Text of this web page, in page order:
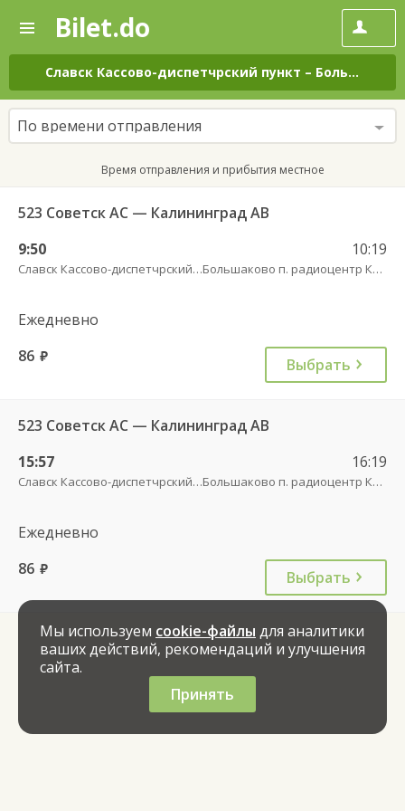
—
Поиск
и
покупка
билетов
на
автобус
онлайн
Bilet.do
Славск Кассово-диспетчрский пункт – Большаково п. радиоцентр Краснознаменское
По времени отправления
Время отправления и прибытия местное
523 Советск АС — Калининград АВ
9:50
Славск Кассово-диспетчрский пункт
10:19
Большаково п. радиоцентр Краснознаменское
Ежедневно
86 руб. Выбрать
523 Советск АС — Калининград АВ
15:57
Славск Кассово-диспетчрский пункт
16:19
Большаково п. радиоцентр Краснознаменское
Ежедневно
86 руб. Выбрать
Мы используем cookie-файлы для аналитики
ваших действий, рекомендаций и улучшения
сайта.
Принять